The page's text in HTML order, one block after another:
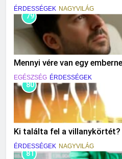
ÉRDESSÉGEK NAGYVILÁG
79
Mennyi vére van egy
EGÉSZSÉG ÉRDESSÉGEK
80
Ki találta fel a villanykörtét?
ÉRDESSÉGEK NAGYVILÁG
81